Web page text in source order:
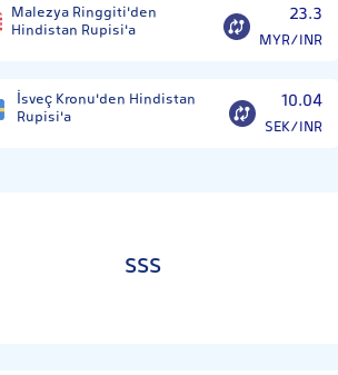
Malezya Ringgiti'den
Hindistan Rupisi'a
23.3
MYR/INR
İsveç Kronu'den Hindistan
Rupisi'a
10.04
SEK/INR
SSS